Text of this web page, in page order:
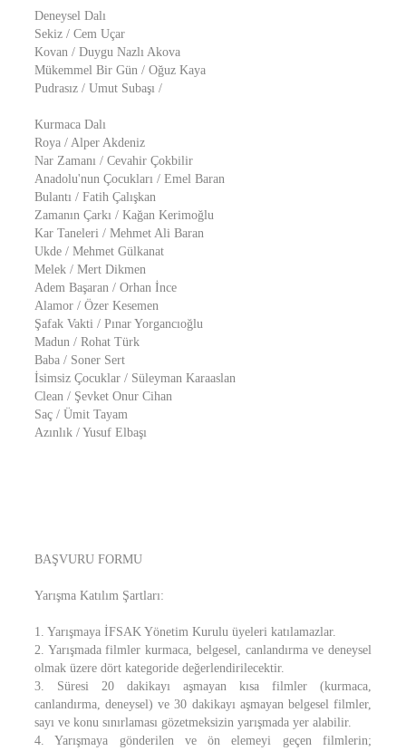
Deneysel Dalı
Sekiz / Cem Uçar
Kovan / Duygu Nazlı Akova
Mükemmel Bir Gün / Oğuz Kaya
Pudrasız / Umut Subaşı /
Kurmaca Dalı
Roya / Alper Akdeniz
Nar Zamanı / Cevahir Çokbilir
Anadolu'nun Çocukları / Emel Baran
Bulantı / Fatih Çalışkan
Zamanın Çarkı / Kağan Kerimoğlu
Kar Taneleri / Mehmet Ali Baran
Ukde / Mehmet Gülkanat
Melek / Mert Dikmen
Adem Başaran / Orhan İnce
Alamor / Özer Kesemen
Şafak Vakti / Pınar Yorgancıoğlu
Madun / Rohat Türk
Baba / Soner Sert
İsimsiz Çocuklar / Süleyman Karaaslan
Clean / Şevket Onur Cihan
Saç / Ümit Tayam
Azınlık / Yusuf Elbaşı
BAŞVURU FORMU
Yarışma Katılım Şartları:
1. Yarışmaya İFSAK Yönetim Kurulu üyeleri katılamazlar.
2. Yarışmada filmler kurmaca, belgesel, canlandırma ve deneysel
olmak üzere dört kategoride değerlendirilecektir.
3. Süresi 20 dakikayı aşmayan kısa filmler (kurmaca,
canlandırma, deneysel) ve 30 dakikayı aşmayan belgesel filmler,
sayı ve konu sınırlaması gözetmeksizin yarışmada yer alabilir.
4. Yarışmaya gönderilen ve ön elemeyi geçen filmlerin;